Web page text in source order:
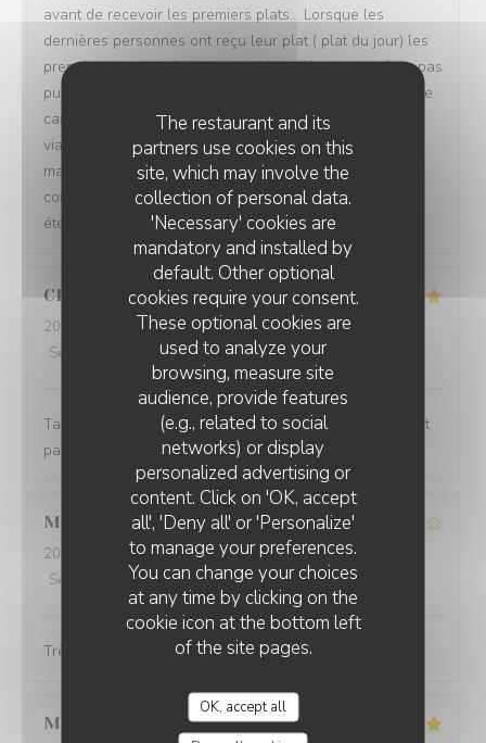
The restaurant and its
partners use cookies on this
site, which may involve the
collection of personal data.
'Necessary' cookies are
mandatory and installed by
default. Other optional
cookies require your consent.
These optional cookies are
used to analyze your
browsing, measure site
audience, provide features
(e.g., related to social
networks) or display
personalized advertising or
content. Click on 'OK, accept
all', 'Deny all' or 'Personalize'
to manage your preferences.
You can change your choices
at any time by clicking on the
cookie icon at the bottom left
of the site pages.
OK, accept all
avant de recevoir les premiers plats… Lorsque les
dernières personnes ont reçu leur plat ( plat du jour) les
premières avaient fini leur plat! Un collègue n’a même pas
pu manger tellement le service était lent. C’est dommage
car les plats étaient bons ( fondue fromage, fondue
viande, tartare et plat du jour. Le cadre est sympa,
manquait un peu de climatisation. Un petit geste
commercial pour l’attente (offrir les cafés par ex.) aurait
été bien perçu.
Christophe G
2026-08-01
- 19:30 - Guests 2
Service
Ambiance: 5/5 Food:5/5 Value
Tartare de bœuf excellent, service impeccable, tout était
parfait . Merci
Marie Thérèse S
2026-08-01
- 12:00 - Guests 3
Service
Ambiance :4/5 Food:4/5 Value: 4
Très bien servi pas d,attente à recommander
Maryline
RESTAURANT LA DÉSALPE